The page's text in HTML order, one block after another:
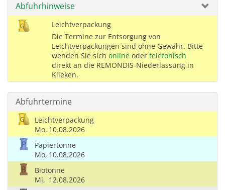
Abfuhrhinweise
Leichtverpackung
Die Termine zur Entsorgung von
Leichtverpackungen sind ohne Gewähr. Bitte
wenden Sie sich online oder telefonisch
direkt an die REMONDIS-Niederlassung in
Klieken.
Abfuhrtermine
Leichtverpackung
Mo, 10.08.2026
Papiertonne
Mo, 10.08.2026
Biotonne
Mi, 12.08.2026